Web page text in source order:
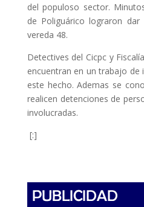
del populoso sector.
de Poliguárico lograron
vereda 48.
Detectives del Cicpc y
encuentran en un trabajo de
este hecho. Ademas se
realicen detenciones de
involucradas.
[:]